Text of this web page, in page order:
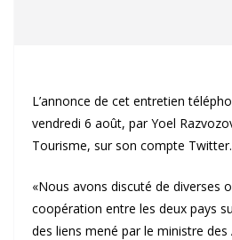
L’annonce de cet entretien
vendredi 6 août, par Yoel
Tourisme, sur son compte Twitter.
«Nous avons discuté de diverses
coopération entre les deux pays
des liens mené par le ministre